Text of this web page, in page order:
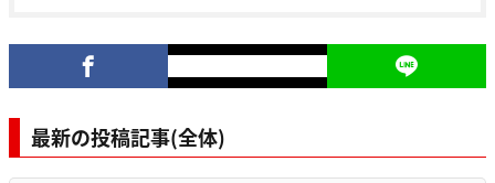
最新の投稿記事(全体)